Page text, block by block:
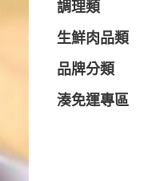
調理類
生鮮肉品類
品牌分類
湊免運專區